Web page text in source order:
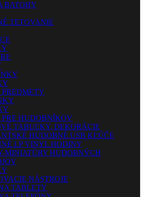
BATOHY
TETOVANIE
PRE HUDOBNÍKOV
TABUĽKY, DEKORÁCIE
HUDOBNÉ USB KĽÚČE
LP VINYL HODINY
MINIATÚRY HUDOBNÝCH
NÁSTROJE
TABLETY